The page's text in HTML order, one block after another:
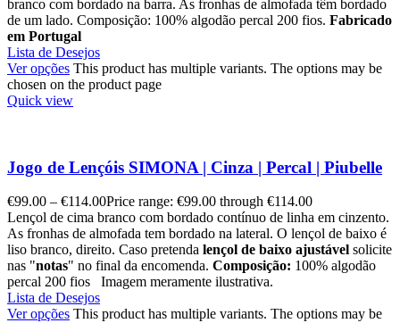
branco com bordado na barra. As fronhas de almofada têm bordado
de um lado. Composição: 100% algodão percal 200 fios. Fabricado
em Portugal
Lista de Desejos
Ver opções This product has multiple variants. The options may be
chosen on the product page
Quick view
Jogo de Lençóis SIMONA | Cinza | Percal | Piubelle
€99.00 – €114.00Price range: €99.00 through €114.00
Lençol de cima branco com bordado contínuo de linha em cinzento.
As fronhas de almofada tem bordado na lateral. O lençol de baixo é
liso branco, direito. Caso pretenda lençol de baixo ajustável solicite
nas "notas" no final da encomenda. Composição: 100% algodão
percal 200 fios Imagem meramente ilustrativa.
Lista de Desejos
Ver opções This product has multiple variants. The options may be